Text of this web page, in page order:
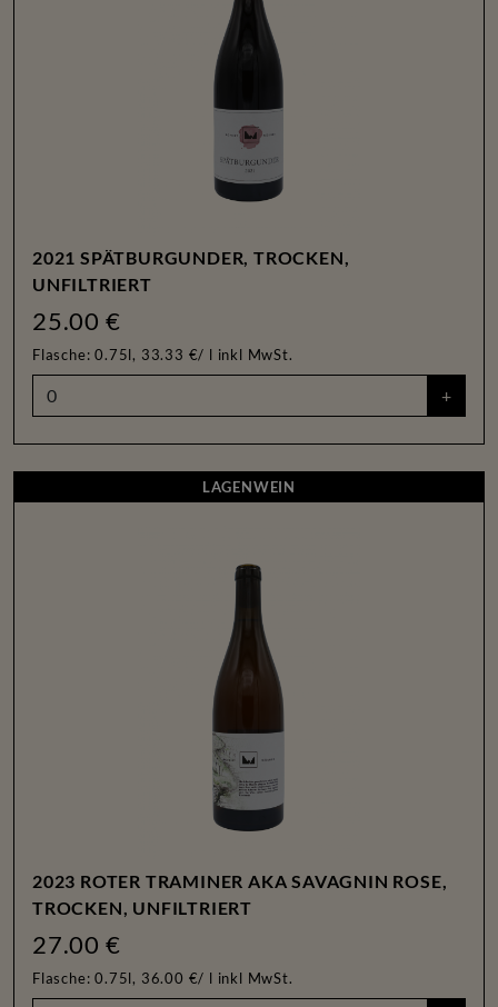
2021 SPÄTBURGUNDER, TROCKEN,
UNFILTRIERT
25.00 €
Flasche: 0.75l, 33.33 €/ l inkl MwSt.
+
LAGENWEIN
2023 ROTER TRAMINER AKA SAVAGNIN ROSE,
TROCKEN, UNFILTRIERT
27.00 €
Flasche: 0.75l, 36.00 €/ l inkl MwSt.